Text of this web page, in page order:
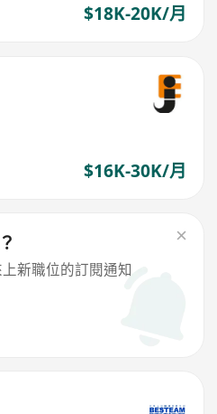
$18K-20K/月
$16K-30K/月
新職位的訂閱通知